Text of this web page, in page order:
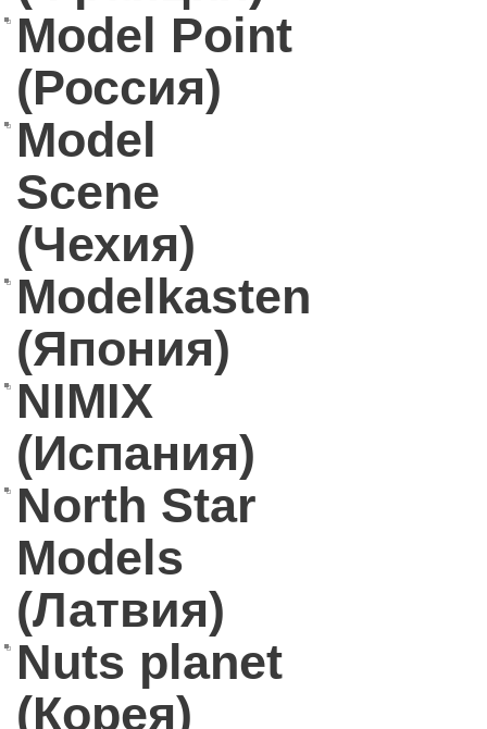
Model Point
(Россия)
Model
Scene
(Чехия)
Modelkasten
(Япония)
NIMIX
(Испания)
North Star
Models
(Латвия)
Nuts planet
(Корея)